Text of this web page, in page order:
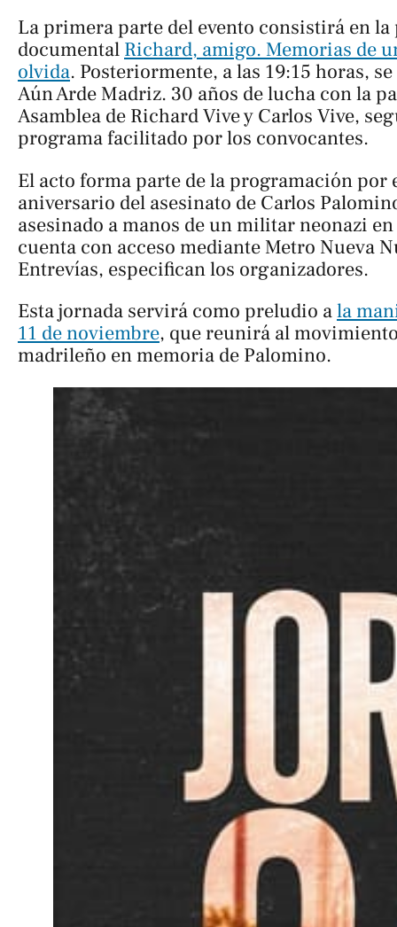
La primera parte del evento consistirá en
documental Richard, amigo. Memorias de
olvida. Posteriormente, a las 19:15 horas,
Aún Arde Madriz. 30 años de lucha con la
Asamblea de Richard Vive y Carlos Vive,
programa facilitado por los convocantes.
El acto forma parte de la programación por
aniversario del asesinato de Carlos
asesinado a manos de un militar neonazi
cuenta con acceso mediante Metro Nueva
Entrevías, especifican los organizadores.
Esta jornada servirá como preludio ala
11 de noviembre, que reunirá al
madrileño en memoria de Palomino.